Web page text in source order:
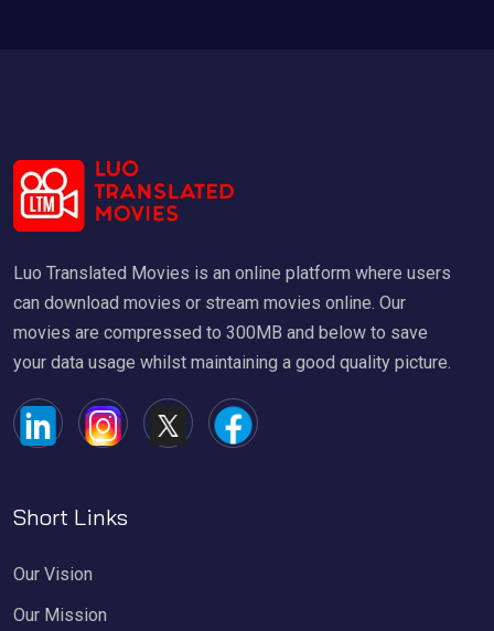
Luo Translated Movies is an online platform where users
can download movies or stream movies online. Our
movies are compressed to 300MB and below to save
your data usage whilst maintaining a good quality picture.
Short Links
Our Vision
Our Mission